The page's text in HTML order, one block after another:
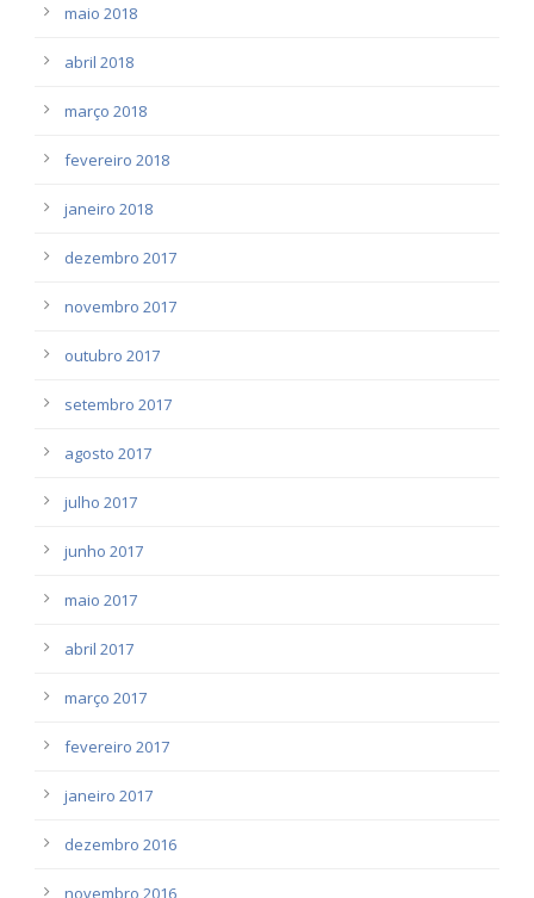
maio 2018
abril 2018
março 2018
fevereiro 2018
janeiro 2018
dezembro 2017
novembro 2017
outubro 2017
setembro 2017
agosto 2017
julho 2017
junho 2017
maio 2017
abril 2017
março 2017
fevereiro 2017
janeiro 2017
dezembro 2016
novembro 2016